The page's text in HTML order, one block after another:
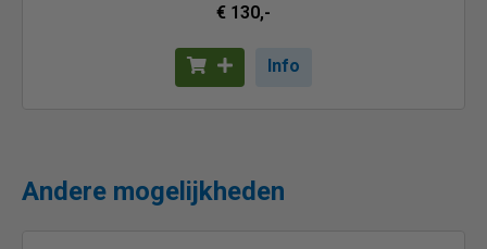
€ 130,-
Info
Andere mogelijkheden